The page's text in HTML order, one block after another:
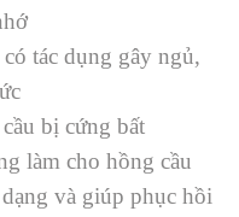
tác dụng gây ngủ,
bị cứng bất
làm cho hồng cầu
và giúp phục hồi